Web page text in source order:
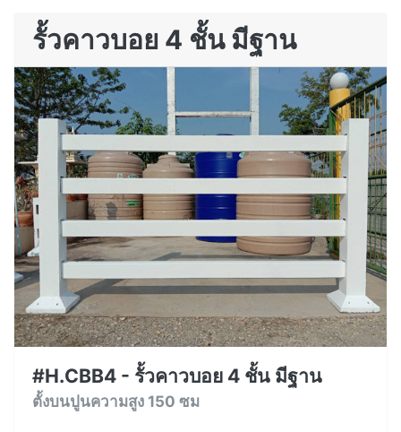
รั้วคาวบอย 4 ชั้น มีฐาน
#H.CBB4 - รั้วคาวบอย 4 ชั้น มีฐาน
ตั้งบนปูนความสูง 150 ซม